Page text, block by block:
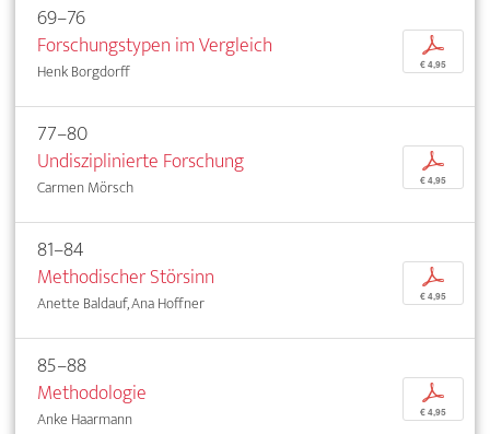
69–76
Forschungstypen im Vergleich
Henk Borgdorff
p
€ 4,95
77–80
Undisziplinierte Forschung
Carmen Mörsch
p
€ 4,95
81–84
Methodischer Störsinn
Anette Baldauf, Ana Hoffner
p
€ 4,95
85–88
Methodologie
Anke Haarmann
p
€ 4,95